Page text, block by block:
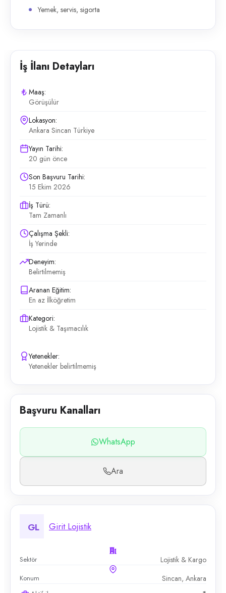
Yemek, servis, sigorta
İş İlanı Detayları
Maaş:
Görüşülür
Lokasyon:
Ankara Sincan Türkiye
Yayın Tarihi:
20 gün önce
Son Başvuru Tarihi:
15 Ekim 2026
İş Türü:
Tam Zamanlı
Çalışma Şekli:
İş Yerinde
Deneyim:
Belirtilmemiş
Aranan Eğitim:
En az İlköğretim
Kategori:
Lojistik & Taşımacılık
Yetenekler:
Yetenekler belirtilmemiş
Başvuru Kanalları
WhatsApp
Ara
GL Girit Lojistik
Sektör Lojistik & Kargo
Konum Sincan, Ankara